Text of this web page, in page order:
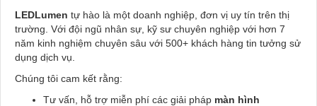
LEDLumen tự hào là một doanh nghiệp, đơn vị uy tín trên thị
trường. Với đội ngũ nhân sự, kỹ sư chuyên nghiệp với hơn 7
năm kinh nghiệm chuyên sâu với 500+ khách hàng tin tưởng sử
dụng dịch vụ.
Chúng tôi cam kết rằng:
Tư vấn, hỗ trợ miễn phí các giải pháp màn hình